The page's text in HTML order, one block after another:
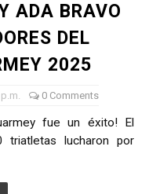
ADA BRAVO
DEL
2025
0 Comments
fue un éxito! El
lucharon por